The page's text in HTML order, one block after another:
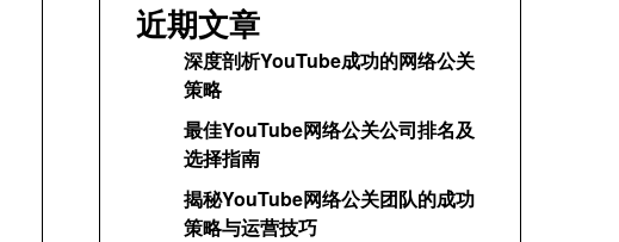
近期文章
深度剖析YouTube成功的网络公关
策略
最佳YouTube网络公关公司排名及
选择指南
揭秘YouTube网络公关团队的成功
策略与运营技巧